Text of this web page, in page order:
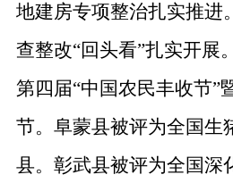
地建房专项整治扎实推进
查整改“回头看”扎实开展。
第四届“中国农民丰收节”
节。 阜蒙县被评为全国生
县。彰武县被评为全国深